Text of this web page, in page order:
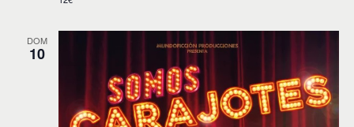
DOM
10